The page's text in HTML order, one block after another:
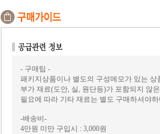
- 구매팁 -
패키지상품이나 별도의 구성메모가 있는
부가 재료(도안, 실, 원단등)가 포함되지 않
필요에 따라 기타 재료는 별도 구매하셔야
-배송비-
4만원 미만 구입시 : 3,000원